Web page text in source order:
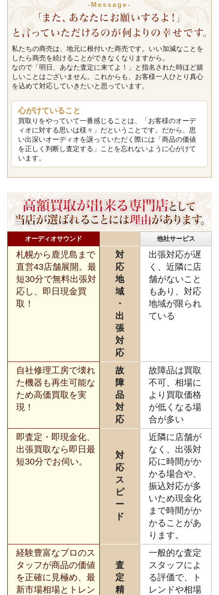
-Message-
私たちの商売は、地元に根付いた商売です。いい加減なことを
したら商売を続けることができなくなりますから。
なので「明日、あなた査定に来てよ！」と指名された時ほど嬉
しいことはございません。これからも、お客様一人ひとり真心
を込めて対応していきたいと思っています。
心がけていること
買取りをやっていて一番感じることは、「お客様のオーデ
ィオに対する思いは様々」だということです。だから、思
い出深いオーディオを譲っていただく際には「商品の価値
を正しく判断し査定する」ことを忘れないように心がけて
います。
オーディオサウンド 他社サービス
札幌から鹿児島まで
直営43店舗展開。最
短30分で無料出張対
応し、即日現金買
取！
対
応
地
域
・
出
張
対
応
出張対応が遅
く、近隣に店
舗がないこと
もあり、対応
地域が限られ
ている
自社修理工房で壊れ
た機器も再生可能な
ため高価買取を実
現！
故
障
品
対
応
故障品は買取
不可、相場に
より買取価格
が低くなる場
合が多い
即査定・即現金化、
出張買取なら即日最
短30分でお伺い。
対
応
ス
ピ
ー
ド
近隣に店舗が
なく、出張対
応に時間がか
かる場合や、
振込対応が多
いため現金化
まで時間がか
かることがあ
ります。
経験豊富なプロのス
タッフが商品の価値
を正確に見極め、最
新市場相場とトレン
査
定
精
一般的な査定
スタッフによ
る評価で、ト
レンドや相場